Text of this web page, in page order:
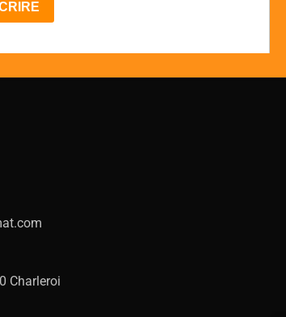
Charleroi